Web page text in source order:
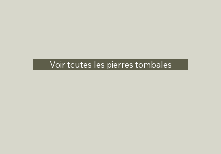
Voir toutes les pierres tombales